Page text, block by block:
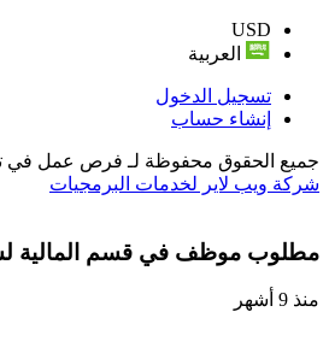
USD
العربية
تسجيل الدخول
إنشاء حساب
جميع الحقوق محفوظة لـ فرص عمل في تركيا
شركة ويب لاير لخدمات البرمجيات
مطلوب موظف في قسم المالية
منذ 9 أشهر